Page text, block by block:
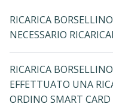
RICARICA
NECESSARIO
RICARICA
EFFETTUATO UNA
ORDINO SMART